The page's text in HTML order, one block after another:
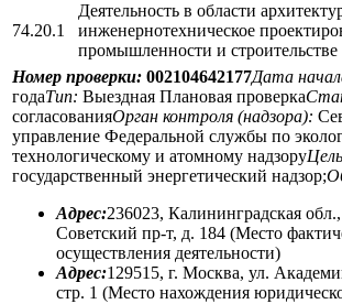
74.20.1
Деятельность в области
инженернотехническое
промышленности и строительстве
Номер проверки: 002104642177Дата
годаТип: Выездная Плановая проверка
согласованияОрган контроля (надзора):
управление Федеральной службы по
технологическому и атомному надзору
государственный энергетический надзор;
Адрес:236023, Калининградская
Советский пр-т, д. 184 (Место
осуществления деятельности)
Адрес:129515, г. Москва, ул.
стр. 1 (Место нахождения